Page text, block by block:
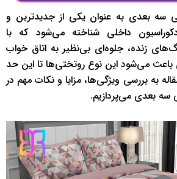
سه بعدی به عنوان یکی از جدیدترین و
داخلی شناخته می‌شود که با
زنده، جلوه‌ای بی‌نظیر به اتاق خواب
می‌شود این نوع روتختی‌ها تا این حد
به بررسی ویژگی‌ها، مزایا و نکات مهم در
بعدی می‌پردازیم.